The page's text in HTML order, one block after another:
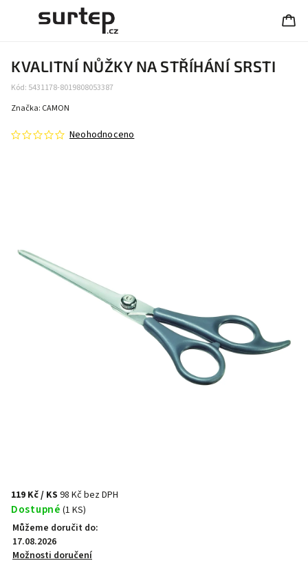
KVALITNÍ NŮŽKY NA STŘÍHÁNÍ SRSTI
Kód: 5431178-8019808053387
Neohodnoceno
Značka: CAMON
119 Kč/ KS 98 Kč bez DPH
Dostupné (1 KS)
Můžeme doručit do:
17.08.2026
Možnosti doručení